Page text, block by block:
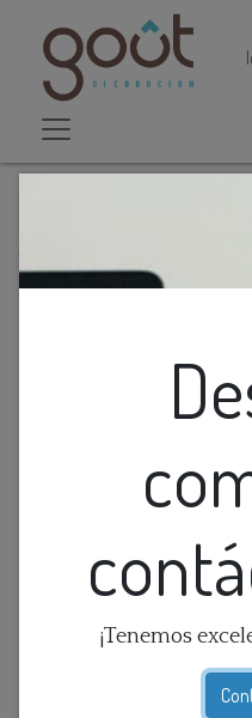
¡Tenemos
Espejo Tipo Negro De